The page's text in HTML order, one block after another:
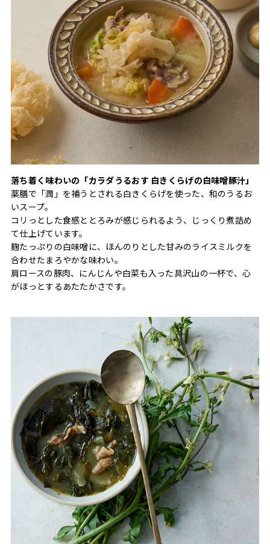
落ち着く味わいの「カラダうるおす 白きくらげの白味噌豚汁」
薬膳で「潤」を補うとされる白きくらげを使った、和のうるお
いスープ。
コリっとした食感ととろみが感じられるよう、じっくり煮詰め
て仕上げています。
麹たっぷりの白味噌に、ほんのりとした甘みのライスミルクを
合わせたまろやかな味わい。
肩ロースの豚肉、にんじんや白菜も入った具沢山の一杯で、心
がほっとするあたたかさです。